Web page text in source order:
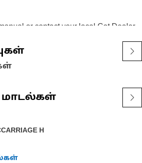
or contact your local Cat Dealer
CARRIAGE H